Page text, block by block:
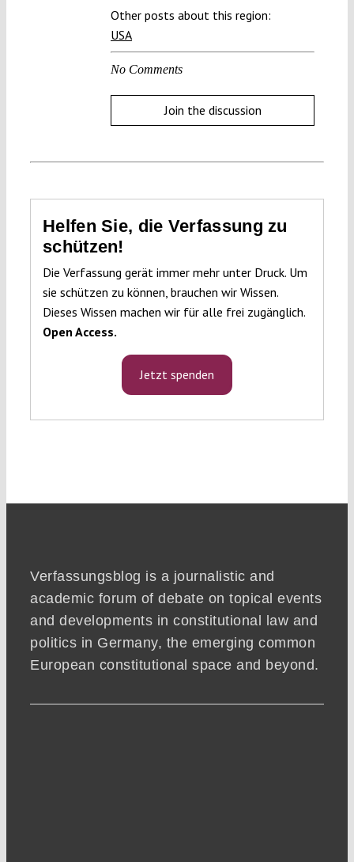
Other posts about this region:
USA
No Comments
Join the discussion
Helfen Sie, die Verfassung zu
schützen!
Die Verfassung gerät immer mehr unter Druck. Um
sie schützen zu können, brauchen wir Wissen.
Dieses Wissen machen wir für alle frei zugänglich.
Open Access.
Jetzt spenden
Verfassungsblog is a journalistic and
academic forum of debate on topical events
and developments in constitutional law and
politics in Germany, the emerging common
European constitutional space and beyond.